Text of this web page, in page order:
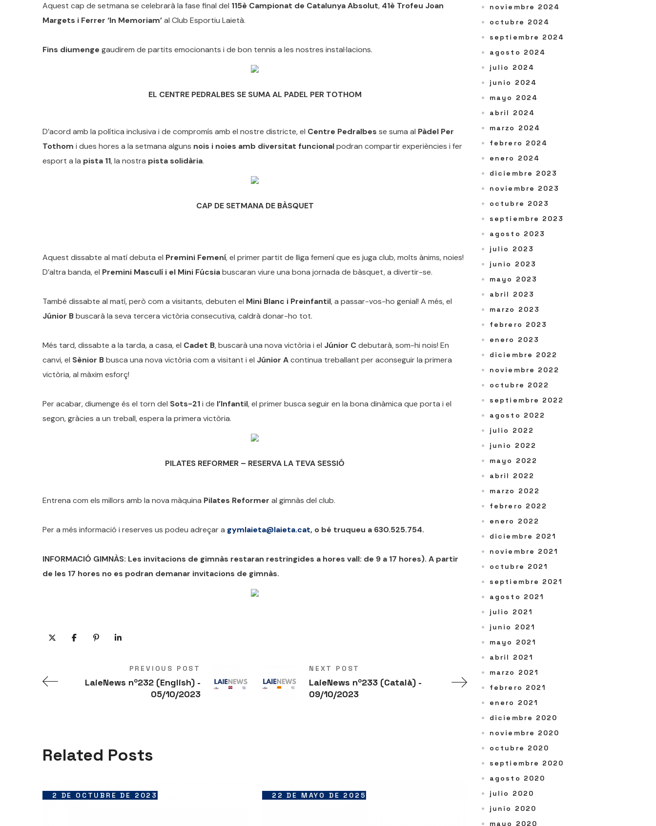
Aquest cap de setmana se celebrarà la fase final del 115è Campionat de Catalunya Absolut, 41è Trofeu Joan
Margets i Ferrer ‘In Memoriam’al Club Esportiu Laietà.
Fins diumenge gaudirem de partits emocionants i de bon tennis a les nostres instal·lacions.
EL CENTRE PEDRALBES SE SUMA AL PADEL PER TOTHOM
D’acord amb la política inclusiva i de compromís amb el nostre districte, el Centre Pedralbes se suma al Pàdel Per
Tothom i dues hores a la setmana alguns nois i noies amb diversitat funcionalpodran compartir experiències i fer
esport a la pista 11, la nostra pista solidària.
CAP DE SETMANA DE BÀSQUET
Aquest dissabte al matí debuta el Premini Femení, el primer partit de lliga femení que es juga club, molts ànims, noies!
D’altra banda, el Premini Masculí i el Mini Fúcsiabuscaran viure una bona jornada de bàsquet, a divertir-se.
També dissabte al matí, però com a visitants, debuten el Mini Blanc i Preinfantil, a passar-vos-ho genial! A més, el
Júnior Bbuscarà la seva tercera victòria consecutiva, caldrà donar-ho tot.
Més tard, dissabte a la tarda, a casa, el Cadet B, buscarà una nova victòria i el Júnior Cdebutarà, som-hi nois! En
canvi, el Sènior Bbusca una nova victòria com a visitant i el Júnior Acontinua treballant per aconseguir la primera
victòria, al màxim esforç!
Per acabar, diumenge és el torn del Sots-21i de l’Infantil, el primer busca seguir en la bona dinàmica que porta i el
segon, gràcies a un treball, espera la primera victòria.
PILATES REFORMER – RESERVA LA TEVA SESSIÓ
Entrena com els millors amb la nova màquina Pilates Reformer al gimnàs del club.
Per a més informació i reserves us podeu adreçar a gymlaieta@laieta.cat, o bé truqueu a 630.525.754.
INFORMACIÓ GIMNÀS: Les invitacions de gimnàs restaran restringides a hores vall: de 9 a 17 hores). A partir
de les 17 hores no es podran demanar invitacions de gimnàs.
PREVIOUS POST
LaieNews nº232 (English) -
05/10/2023
NEXT POST
LaieNews nº233 (Català) -
09/10/2023
Related Posts
2 DE OCTUBRE DE 2023 22 DE MAYO DE 2025
noviembre 2024
octubre 2024
septiembre 2024
agosto 2024
julio 2024
junio 2024
mayo 2024
abril 2024
marzo 2024
febrero 2024
enero 2024
diciembre 2023
noviembre 2023
octubre 2023
septiembre 2023
agosto 2023
julio 2023
junio 2023
mayo 2023
abril 2023
marzo 2023
febrero 2023
enero 2023
diciembre 2022
noviembre 2022
octubre 2022
septiembre 2022
agosto 2022
julio 2022
junio 2022
mayo 2022
abril 2022
marzo 2022
febrero 2022
enero 2022
diciembre 2021
noviembre 2021
octubre 2021
septiembre 2021
agosto 2021
julio 2021
junio 2021
mayo 2021
abril 2021
marzo 2021
febrero 2021
enero 2021
diciembre 2020
noviembre 2020
octubre 2020
septiembre 2020
agosto 2020
julio 2020
junio 2020
mayo 2020